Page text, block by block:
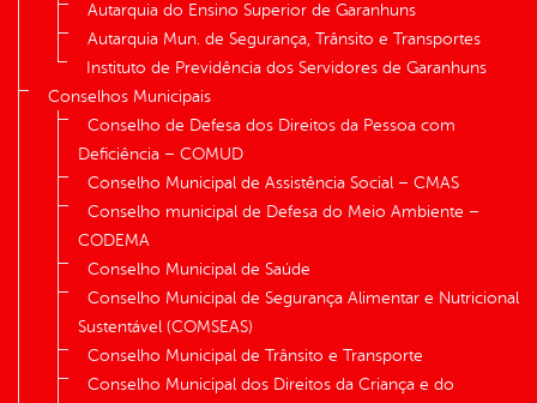
Autarquia do Ensino Superior de Garanhuns
Autarquia Mun. de Segurança, Trânsito e Transportes
Instituto de Previdência dos Servidores de Garanhuns
Conselhos Municipais
Conselho de Defesa dos Direitos da Pessoa com
Deficiência – COMUD
Conselho Municipal de Assistência Social – CMAS
Conselho municipal de Defesa do Meio Ambiente –
CODEMA
Conselho Municipal de Saúde
Conselho Municipal de Segurança Alimentar e Nutricional
Sustentável (COMSEAS)
Conselho Municipal de Trânsito e Transporte
Conselho Municipal dos Direitos da Criança e do